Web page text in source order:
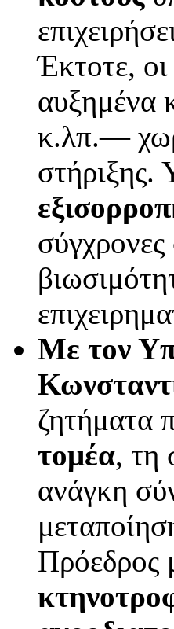
Έκτοτε, οι
αυξημένα
κ.λπ.—
στήριξης.
Με τον
ζητήματα
τομέα, τη
ανάγκη
Πρόεδρος